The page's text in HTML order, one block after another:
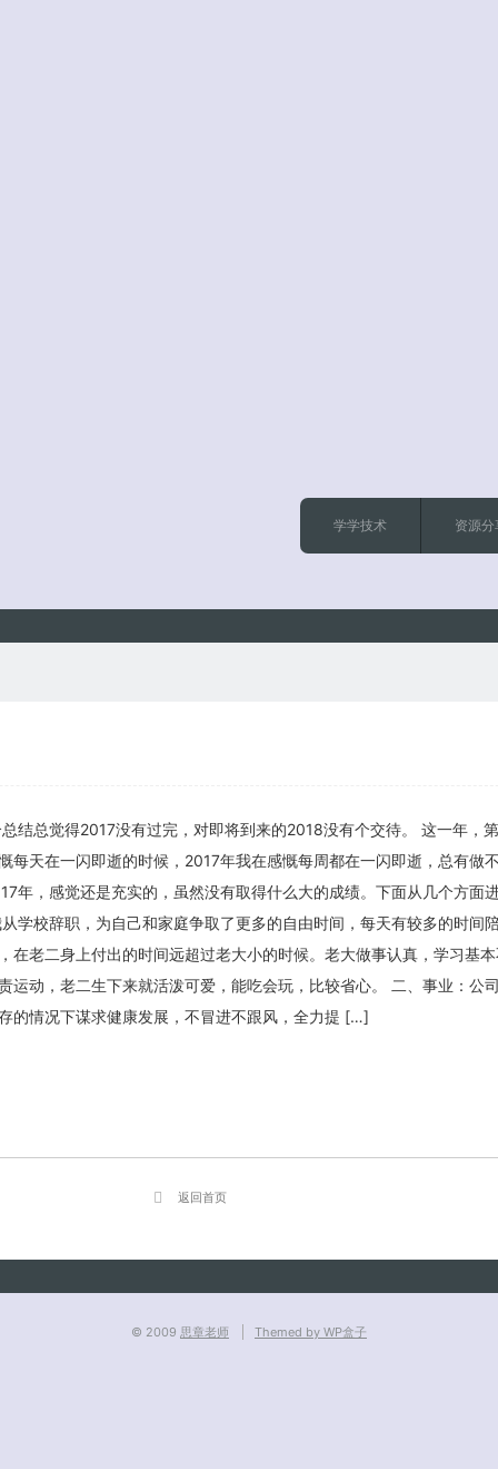
学学技术 资源分
结总觉得2017没有过完，对即将到来的2018没有个交待。 这一年，
每天在一闪即逝的时候，2017年我在感慨每周都在一闪即逝，总有做
年，感觉还是充实的，虽然没有取得什么大的成绩。下面从几个方面
学校辞职，为自己和家庭争取了更多的自由时间，每天有较多的时间
在老二身上付出的时间远超过老大小的时候。老大做事认真，学习基
运动，老二生下来就活泼可爱，能吃会玩，比较省心。 二、事业：公
的情况下谋求健康发展，不冒进不跟风，全力提 […]
返回首页
© 2009 思章老师 Themed by WP盒子